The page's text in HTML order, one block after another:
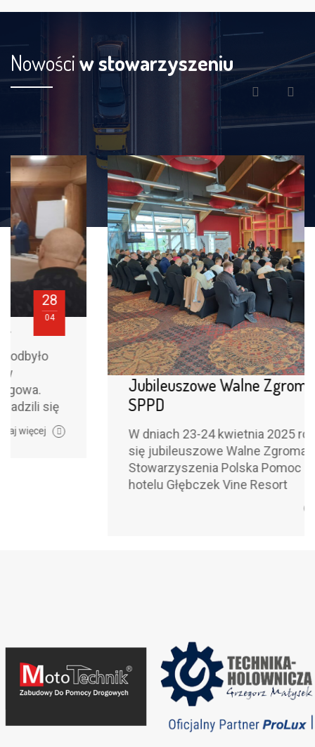
Nowościw stowarzyszeniu
20
05
Jubileuszowe Walne Zgromadzenie
SPPD
W dniach 23-24 kwietnia 2025 roku odbyło
się jubileuszowe Walne Zgromadzenie
Stowarzyszenia Polska Pomoc Drogowa w
hotelu Głębczek Vine Resort